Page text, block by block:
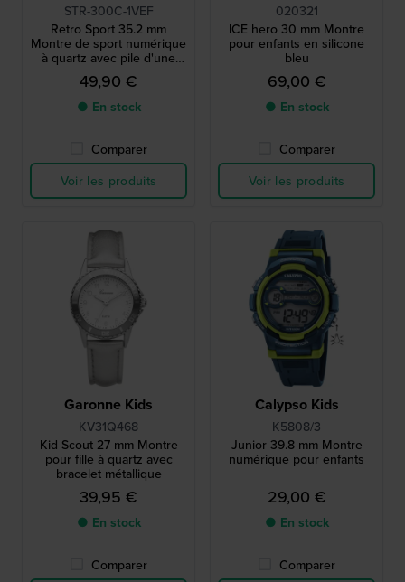
STR-300C-1VEF
Retro Sport 35.2 mm
Montre de sport numérique
à quartz avec pile d'une
durée de vie de 10 ans
49,90 €
● En stock
Comparer
Voir les produits
020321
ICE hero 30 mm Montre
pour enfants en silicone
bleu
69,00 €
● En stock
Comparer
Voir les produits
Garonne Kids
KV31Q468
Kid Scout 27 mm Montre
pour fille à quartz avec
bracelet métallique
39,95 €
● En stock
Comparer
Calypso Kids
K5808/3
Junior 39.8 mm Montre
numérique pour enfants
29,00 €
● En stock
Comparer